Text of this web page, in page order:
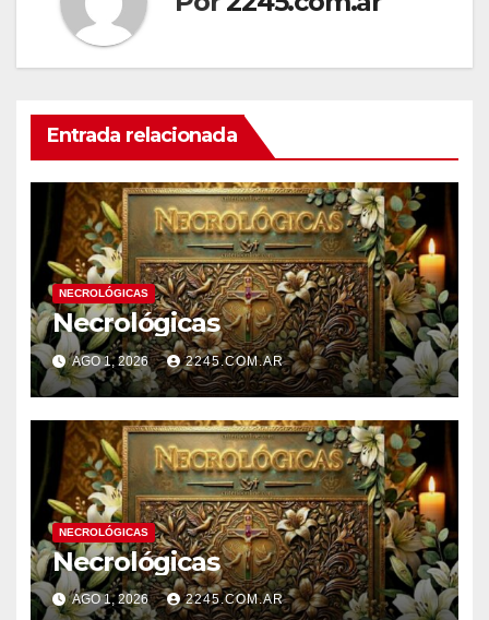
Entrada relacionada
NECROLÓGICAS
Necrológicas
AGO 1, 2026 2245.COM.AR
NECROLÓGICAS
Necrológicas
AGO 1, 2026 2245.COM.AR